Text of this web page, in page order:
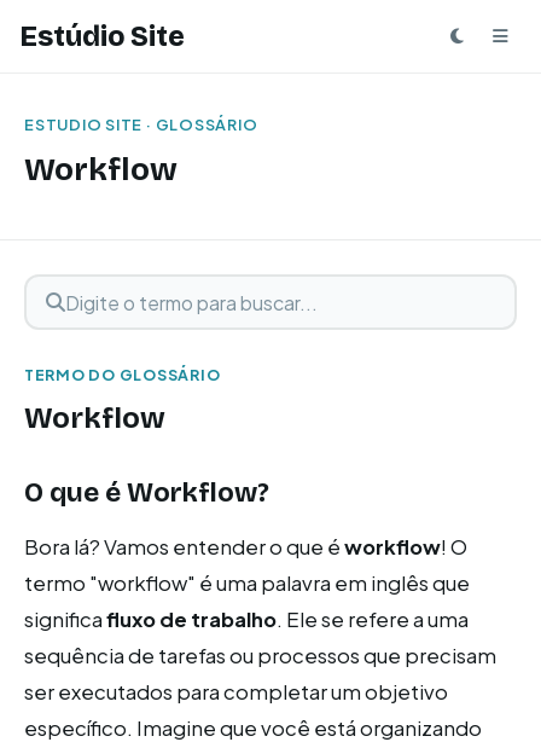
Estúdio Site
ESTUDIO SITE · GLOSSÁRIO
Workflow
Buscar termo
Digite o termo para buscar
TERMO DO GLOSSÁRIO
Workflow
O que é Workflow?
Bora lá? Vamos entender o que éworkflow! O
termo "workflow" é uma palavra em inglês que
significafluxo de trabalho. Ele se refere a uma
sequência de tarefas ou processos que precisam
ser executados para completar um objetivo
específico. Imagine que você está organizando